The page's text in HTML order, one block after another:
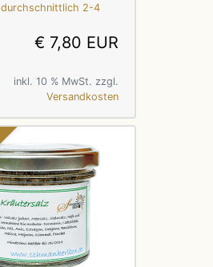
durchschnittlich 2-4
€ 7,80 EUR
inkl. 10 % MwSt. zzgl.
Versandkosten